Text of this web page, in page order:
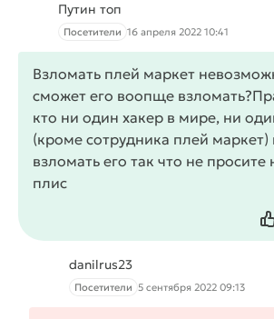
Путин топ
Посетители 16 апреля 2022 10:41
Взломать плей маркет
сможет его воопще
кто ни один хакер в мире, ни
(кроме сотрудника плей
взломать его так что не
плис
danilrus23
Посетители 5 сентября 2022 09:13